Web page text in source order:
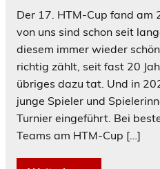
Der 17. HTM-Cup fand am
von uns sind schon seit
diesem immer wieder
richtig zählt, seit fast 20
übriges dazu tat. Und in
junge Spieler und
Turnier eingeführt. Bei
Teams am HTM-Cup […]